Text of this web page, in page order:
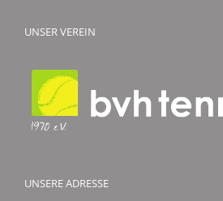
UNSER VEREIN
UNSERE ADRESSE